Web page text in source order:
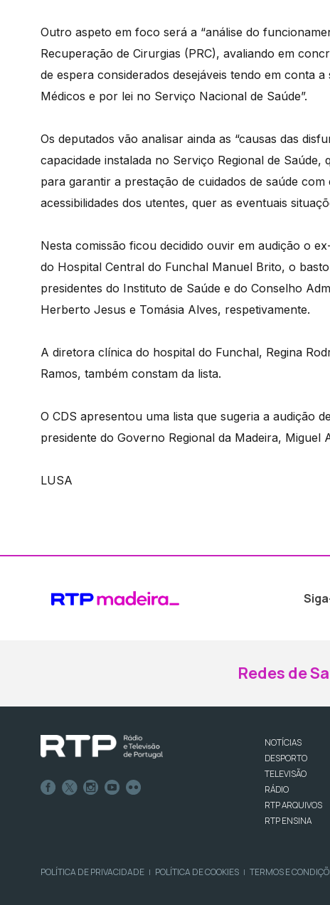
Outro aspeto em foco será a “análise do
Recuperação de Cirurgias (PRC), avaliando em
de espera considerados desejáveis tendo em conta
Médicos e por lei no Serviço Nacional de Saúde”.
Os deputados vão analisar ainda as “causas das
capacidade instalada no Serviço Regional de
para garantir a prestação de cuidados de saúde
acessibilidades dos utentes, quer as eventuais
Nesta comissão ficou decidido ouvir em audição o
do Hospital Central do Funchal Manuel Brito, o
presidentes do Instituto de Saúde e do Conselho
Herberto Jesus e Tomásia Alves, respetivamente.
A diretora clínica do hospital do Funchal, Regina
Ramos, também constam da lista.
O CDS apresentou uma lista que sugeria a audição
presidente do Governo Regional da Madeira, Miguel
LUSA
Redes de
NOTÍCIAS
DESPORTO
TELEVISÃO
RÁDIO
RTP ARQUIVOS
RTP ENSINA
POLÍTICA DE PRIVACIDADE | POLÍTICA DE COOKIES | TERMOS E